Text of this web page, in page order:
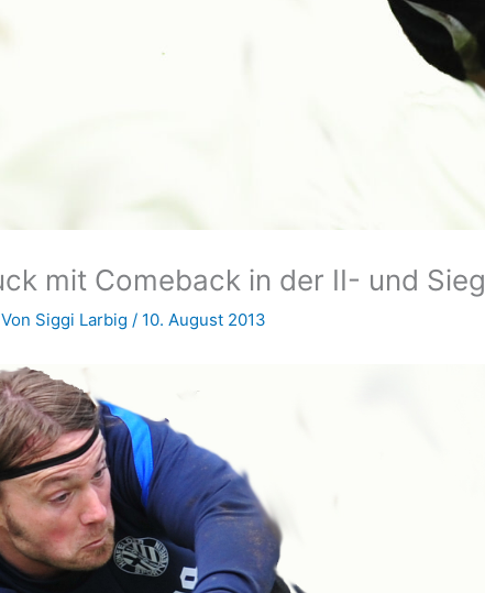
mit Comeback in der II- und Sieg
Siggi Larbig / 10. August 2013